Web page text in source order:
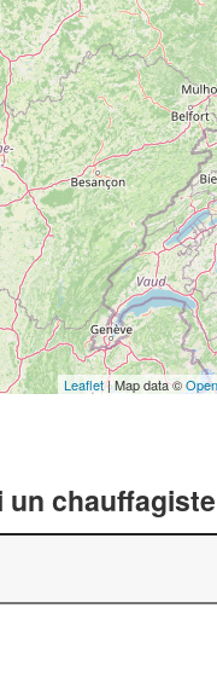
Leaflet| Map data ©
un